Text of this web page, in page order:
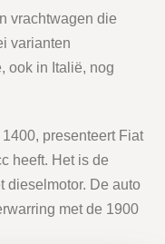
vrachtwagen die
varianten
ook in Italië, nog
presenteert Fiat
heeft. Het is de
dieselmotor. De auto
met de 1900